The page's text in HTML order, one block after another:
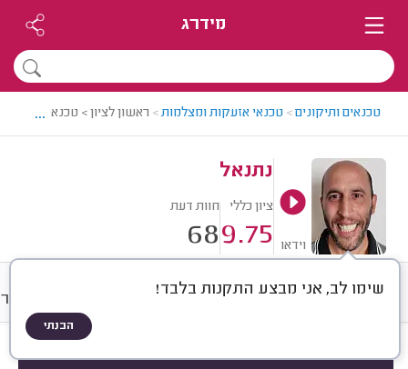
מידרג
טכנאים ותיקונים>טכנאי אזעקות ומצלמות>ראשון לציון > טכנאי...
וידאו
נתנאל
ציון כללי
9.75
חוות דעת
68
שימו לב, אני מבצע התקנות בלבד!
הבנתי
חוות דעת מחירים